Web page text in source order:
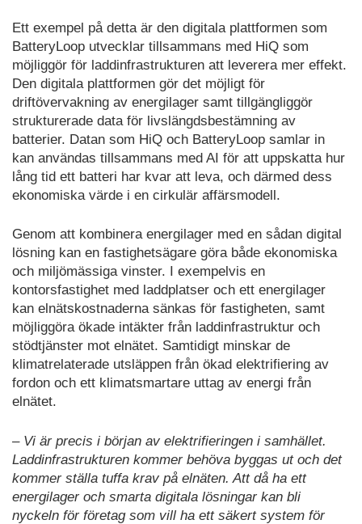
Ett exempel på detta är den digitala plattformen som
BatteryLoop utvecklar tillsammans med HiQ som
möjliggör för laddinfrastrukturen att leverera mer effekt.
Den digitala plattformen gör det möjligt för
driftövervakning av energilager samt tillgängliggör
strukturerade data för livslängdsbestämning av
batterier. Datan som HiQ och BatteryLoop samlar in
kan användas tillsammans med AI för att uppskatta hur
lång tid ett batteri har kvar att leva, och därmed dess
ekonomiska värde i en cirkulär affärsmodell.
Genom att kombinera energilager med en sådan digital
lösning kan en fastighetsägare göra både ekonomiska
och miljömässiga vinster. I exempelvis en
kontorsfastighet med laddplatser och ett energilager
kan elnätskostnaderna sänkas för fastigheten, samt
möjliggöra ökade intäkter från laddinfrastruktur och
stödtjänster mot elnätet. Samtidigt minskar de
klimatrelaterade utsläppen från ökad elektrifiering av
fordon och ett klimatsmartare uttag av energi från
elnätet.
– Vi är precis i början av elektrifieringen i samhället.
Laddinfrastrukturen kommer behöva byggas ut och det
kommer ställa tuffa krav på elnäten. Att då ha ett
energilager och smarta digitala lösningar kan bli
nyckeln för företag som vill ha ett säkert system för